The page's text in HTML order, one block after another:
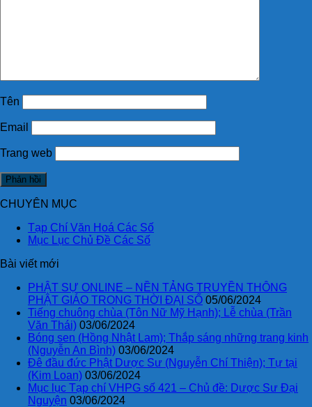
Tên
Email
Trang web
CHUYÊN MỤC
Tạp Chí Văn Hoá Các Số
Mục Lục Chủ Đề Các Số
Bài viết mới
PHẬT SỰ ONLINE – NỀN TẢNG TRUYỀN THÔNG
PHẬT GIÁO TRONG THỜI ĐẠI SỐ 05/06/2024
Tiếng chuông chùa (Tôn Nữ Mỹ Hạnh); Lễ chùa (Trần
Văn Thái) 03/06/2024
Bóng sen (Hồng Nhật Lam); Thắp sáng những trang kinh
(Nguyễn An Bình) 03/06/2024
Đê đầu đức Phật Dược Sư (Nguyễn Chí Thiện); Tự tại
(Kim Loan) 03/06/2024
Mục lục Tạp chí VHPG số 421 – Chủ đề: Dược Sư Đại
Nguyện 03/06/2024